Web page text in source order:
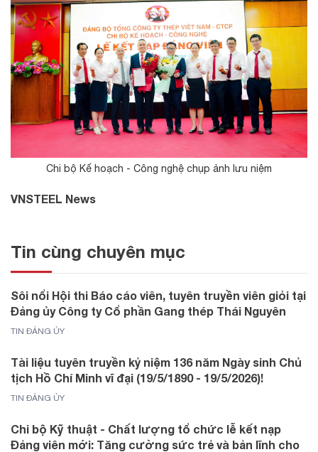
Chi bộ Kế hoạch - Công nghệ chụp ảnh lưu niệm
VNSTEEL News
Tin cùng chuyên mục
Sôi nổi Hội thi Báo cáo viên, tuyên truyền viên giỏi tại
Đảng ủy Công ty Cổ phần Gang thép Thái Nguyên
TIN ĐẢNG ỦY
Tài liệu tuyên truyền kỷ niệm 136 năm Ngày sinh Chủ
tịch Hồ Chí Minh vĩ đại (19/5/1890 - 19/5/2026)!
TIN ĐẢNG ỦY
Chi bộ Kỹ thuật - Chất lượng tổ chức lễ kết nạp
Đảng viên mới: Tăng cường sức trẻ và bản lĩnh cho